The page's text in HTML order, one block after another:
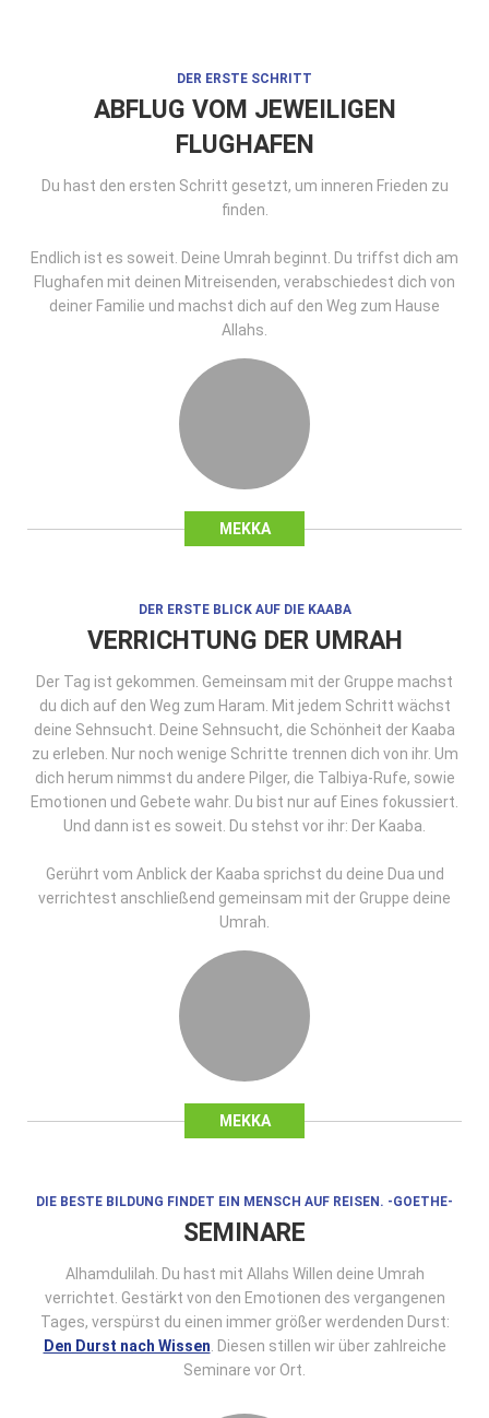
MEKKA
DER ERSTE SCHRITT
ABFLUG VOM JEWEILIGEN
FLUGHAFEN
Du hast den ersten Schritt gesetzt, um inneren Frieden zu
finden.
Endlich ist es soweit. Deine Umrah beginnt. Du triffst dich am
Flughafen mit deinen Mitreisenden, verabschiedest dich von
deiner Familie und machst dich auf den Weg zum Hause
Allahs.
MEKKA
DER ERSTE BLICK AUF DIE KAABA
VERRICHTUNG DER UMRAH
Der Tag ist gekommen. Gemeinsam mit der Gruppe machst
du dich auf den Weg zum Haram. Mit jedem Schritt wächst
deine Sehnsucht. Deine Sehnsucht, die Schönheit der Kaaba
zu erleben. Nur noch wenige Schritte trennen dich von ihr. Um
dich herum nimmst du andere Pilger, die Talbiya-Rufe, sowie
Emotionen und Gebete wahr. Du bist nur auf Eines fokussiert.
Und dann ist es soweit. Du stehst vor ihr: Der Kaaba.
Gerührt vom Anblick der Kaaba sprichst du deine Dua und
verrichtest anschließend gemeinsam mit der Gruppe deine
Umrah.
DIE BESTE BILDUNG FINDET EIN MENSCH AUF REISEN. -GOETHE-
SEMINARE
Alhamdulilah. Du hast mit Allahs Willen deine Umrah
verrichtet. Gestärkt von den Emotionen des vergangenen
Tages, verspürst du einen immer größer werdenden Durst:
Den Durst nach Wissen . Diesen stillen wir über zahlreiche
Seminare vor Ort.